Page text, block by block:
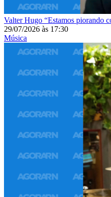
Valter Hugo “Estamos piorando
29/07/2026 às 17:30
Música